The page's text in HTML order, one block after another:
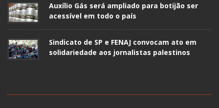
Auxílio Gás será ampliado para botijão ser
acessível em todo o país
Sindicato de SP e FENAJ convocam ato em
solidariedade aos jornalistas palestinos